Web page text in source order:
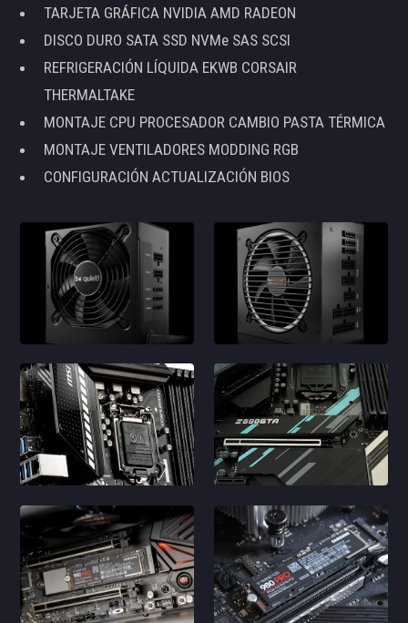
TARJETA GRÁFICA NVIDIA AMD RADEON
DISCO DURO SATA SSD NVMe SAS SCSI
REFRIGERACIÓN LÍQUIDA EKWB CORSAIR
THERMALTAKE
MONTAJE CPU PROCESADOR CAMBIO PASTA TÉRMICA
MONTAJE VENTILADORES MODDING RGB
CONFIGURACIÓN ACTUALIZACIÓN BIOS